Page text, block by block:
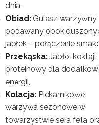
dnia,
Obiad: Gulasz warzywny
podawany obok
jabłek – połączenie
Przekąska: Jabło-koktajl
proteinowy dla
energii,
Kolacja: Piekarnikowe
warzywa sezonowe w
towarzystwie sera feta